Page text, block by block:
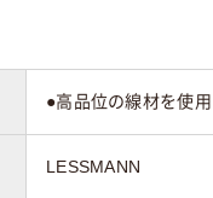
●高品位の線材を使
LESSMANN